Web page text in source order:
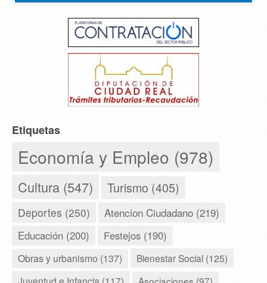
Etiquetas
Economía y Empleo (978)
Cultura (547) Turismo (405)
Deportes (250) Atencion Ciudadano (219)
Educación (200) Festejos (190)
Obras y urbanismo (137)
Bienestar Social (125)